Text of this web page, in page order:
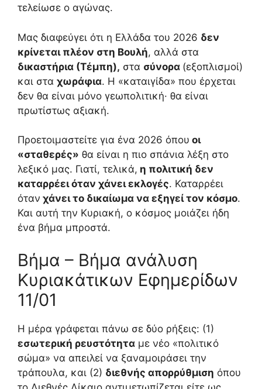
τελείωσε ο αγώνας.
Μας διαφεύγει ότι η Ελλάδα του 2026 δεν
κρίνεται πλέον στη Βουλή, αλλά στα
δικαστήρια (Τέμπη), στα σύνορα (εξοπλισμοί)
και στα χωράφια. Η «καταιγίδα» που έρχεται
δεν θα είναι μόνο γεωπολιτική· θα είναι
πρωτίστως αξιακή.
Προετοιμαστείτε για ένα 2026 όπου οι
«σταθερές» θα είναι η πιο σπάνια λέξη στο
λεξικό μας. Γιατί, τελικά, η πολιτική δεν
καταρρέει όταν χάνει εκλογές. Καταρρέει
όταν χάνει το δικαίωμα να εξηγεί τον κόσμο.
Και αυτή την Κυριακή, ο κόσμος μοιάζει ήδη
ένα βήμα μπροστά.
Βήμα – Βήμα ανάλυση
Κυριακάτικων Εφημερίδων
11/01
Η μέρα γράφεται πάνω σε δύο ρήξεις: (1)
εσωτερική ρευστότητα με νέο «πολιτικό
σώμα» να απειλεί να ξαναμοιράσει την
τράπουλα, και (2) διεθνής απορρύθμιση όπου